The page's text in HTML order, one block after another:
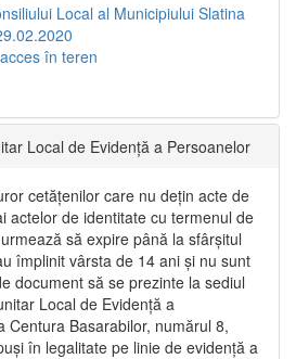
Local al Municipiului Slatina
în teren
Local de Evidență a Persoanelor
cetățenilor care nu dețin acte de
actelor de identitate cu termenul de
să expire până la sfârșitul
împlinit vârsta de 14 ani și nu sunt
document să se prezinte la sediul
Local de Evidență a
Centura Basarabilor, numărul 8,
în legalitate pe linie de evidență a